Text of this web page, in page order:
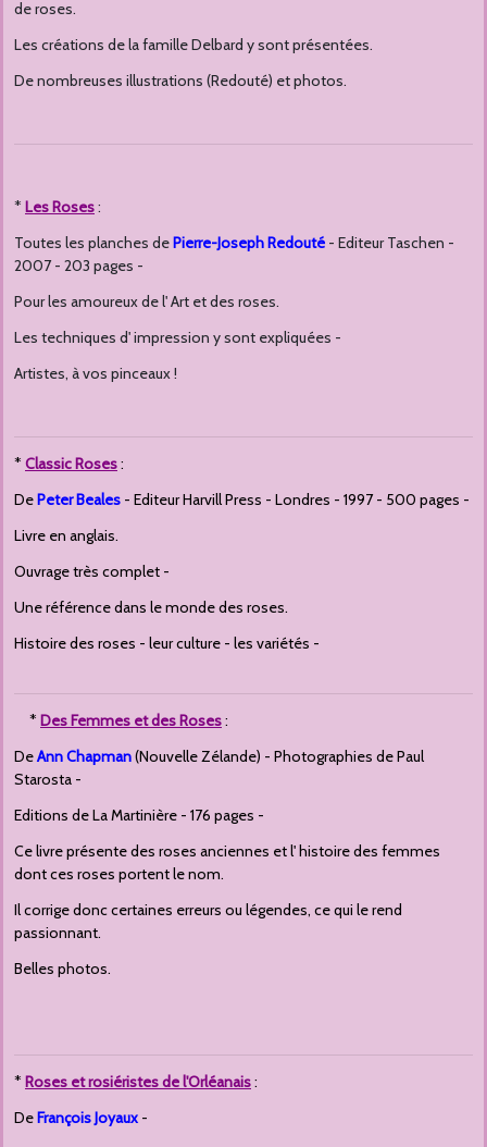
de roses.
Les créations de la famille Delbard y sont présentées.
De nombreuses illustrations (Redouté) et photos.
* Les Roses:
Toutes les planches dePierre-Joseph Redouté - Editeur Taschen -
2007 - 203 pages -
Pour les amoureux de l' Art et des roses.
Les techniques d' impression y sont expliquées -
Artistes, à vos pinceaux !
* Classic Roses:
DePeter Beales - Editeur Harvill Press - Londres - 1997 - 500 pages -
Livre en anglais.
Ouvrage très complet -
Une référence dans le monde des roses.
Histoire des roses - leur culture - les variétés -
* Des Femmes et des Roses:
DeAnn Chapman(Nouvelle Zélande) - Photographies de Paul
Starosta -
Editions de La Martinière - 176 pages -
Ce livre présente des roses anciennes et l' histoire des femmes
dont ces roses portent le nom.
Il corrige donc certaines erreurs ou légendes, ce qui le rend
passionnant.
Belles photos.
* Roses et rosiéristes de l'Orléanais:
DeFrançois Joyaux -